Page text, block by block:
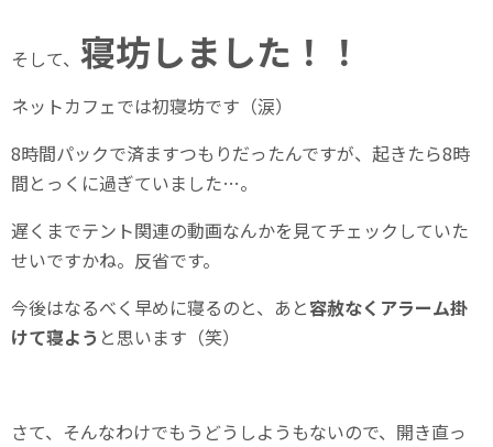
そして、 寝坊しました！！
ネットカフェでは初寝坊です（涙）
8時間パックで済ますつもりだったんですが、起きたら8時
間とっくに過ぎていました…。
遅くまでテント関連の動画なんかを見てチェックしていた
せいですかね。反省です。
今後はなるべく早めに寝るのと、あと容赦なくアラーム掛
けて寝よう と思います（笑）
さて、そんなわけでもうどうしようもないので、開き直っ